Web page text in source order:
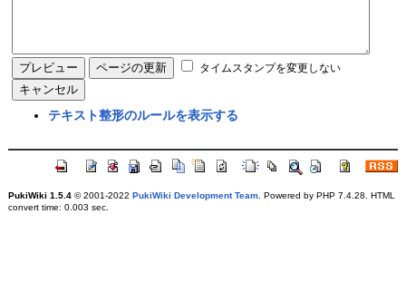
タイムスタンプを変更しない
テキスト整形のルールを表示する
PukiWiki 1.5.4© 2001-2022 PukiWiki Development Team. Powered by PHP 7.4.28. HTML
convert time: 0.003 sec.